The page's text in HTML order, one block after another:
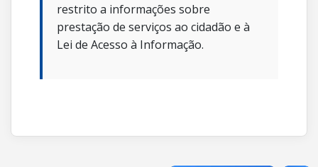
restrito a informações sobre
prestação de serviços ao cidadão e à
Lei de Acesso à Informação.